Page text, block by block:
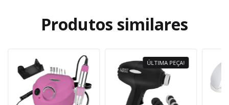
Produtos similares
ÚLTIMA PEÇA!